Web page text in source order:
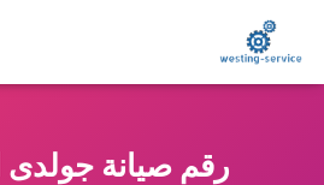
رقم صيانة جولدى